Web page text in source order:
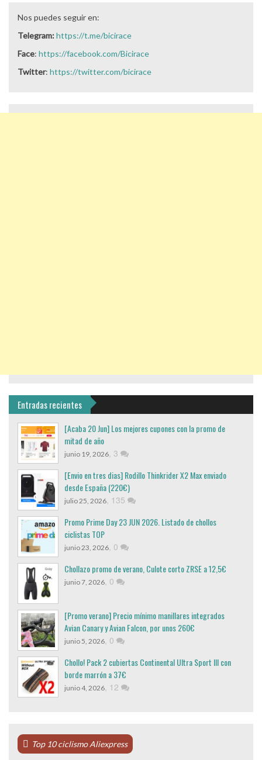
Nos puedes seguir en:
Telegram:https://t.me/bicirace
Face: https://facebook.com/Bicirace
Twitter: https://twitter.com/bicirace
Entradas recientes
[Acaba 20 Jun] Los mejores cupones con la promo de
mitad de año
junio 19, 2026 3
[Envio en tres dias] Rodillo Thinkrider X2 Max enviado
desde España (220€)
julio 25, 2026 135
Promo Prime Day 23 JUN 2026. Listado de chollos
ciclistas TOP
junio 23, 2026 0
Chollazo promo de verano, Culote corto ZRSE a 12,5€
junio 7, 2026 0
[Promo verano] Precio mínimo manillares integrados
Avian Canary y Avian Falcon, por unos 260€
junio 5, 2026 0
Chollo! Pack 2 cubiertas Continental Ultra Sport III con
borde marrón a 37€
junio 4, 2026 12
Top 10 ciclismo Aliexpress